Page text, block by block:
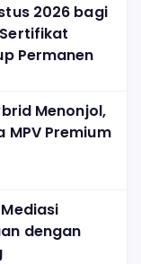
2026 bagi
Permanen
Menonjol,
MPV Premium
dengan